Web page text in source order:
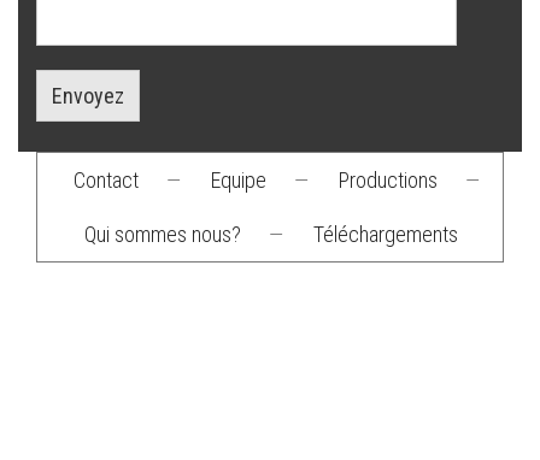
Envoyez
Footer
menu
Contact — Equipe — Productions —
Qui sommes nous? — Téléchargements